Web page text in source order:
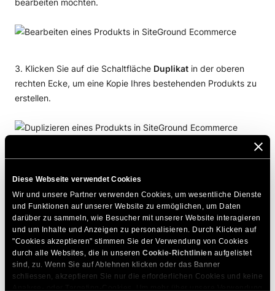
Diese Webseite verwendet Cookies
Wir und unsere Partner verwenden Cookies, um wesentliche Dienste
und Funktionen auf unserer Website zu ermöglichen, um Daten
darüber zu sammeln, wie Besucher mit unserer Website interagieren
und um Inhalte und Anzeigen zu personalisieren. Durch Klicken auf
"Cookies akzeptieren" stimmen Sie der Verwendung von Cookies
durch alle Websites, die in unseren Cookie-Richtlinien aufgelistet
sind, zu. Wenn Sie auf Ablehnen klicken oder das Banner
schliessen, akzeptieren Sie nur die erforderlichen Cookies und keine
bearbeiten möchten.
Klicken Sie auf die Schaltfläche Duplikat in der oberen
rechten Ecke, um eine Kopie Ihres bestehenden Produkts zu
erstellen.
dasDuplikat anzeigenoder das bestehende Produkt
bearbeitenmöchten.
HINWEIS: Das duplizierte Produkt wird in Ihrer